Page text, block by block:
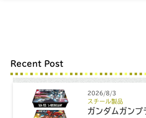
Recent Post
2026/8/3
スチール製品
ガンダムガンプ